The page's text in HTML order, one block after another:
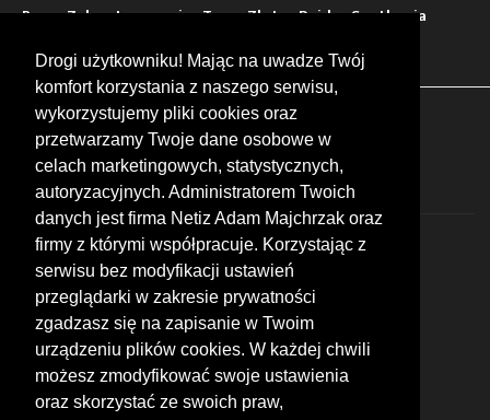
Drogi użytkowniku! Mając na uwadze Twój
komfort korzystania z naszego serwisu,
wykorzystujemy pliki cookies oraz
przetwarzamy Twoje dane osobowe w
celach marketingowych, statystycznych,
autoryzacyjnych. Administratorem Twoich
danych jest firma Netiz Adam Majchrzak oraz
firmy z którymi współpracuje. Korzystając z
serwisu bez modyfikacji ustawień
przeglądarki w zakresie prywatności
zgadzasz się na zapisanie w Twoim
urządzeniu plików cookies. W każdej chwili
możesz zmodyfikować swoje ustawienia
oraz skorzystać ze swoich praw,
Bary Zakwaterowanie Tory Zloty Rajdy Spotkania
Targi
Giełdy Szkolenia
FOLLOW US
© 2026 by MotoWhizzer.com
All rights reserved.
KONTAKT
ul. Chopina 16, I piętro